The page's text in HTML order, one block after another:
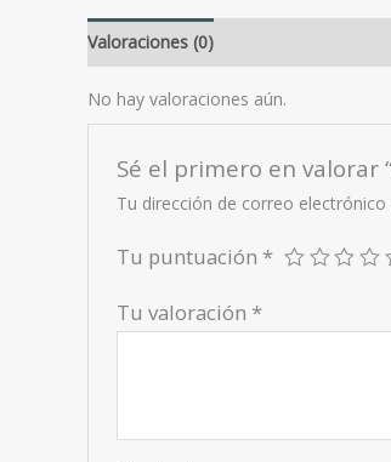
Valoraciones (0)
No hay valoraciones aún.
Sé el primero en valorar
Tu dirección de correo electrónico
Tu puntuación *
Tu valoración *